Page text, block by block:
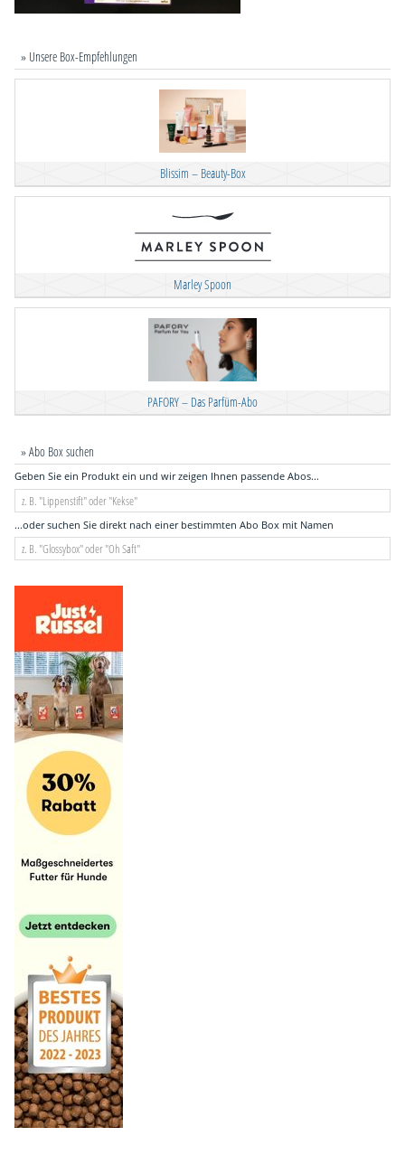
» Unsere Box-Empfehlungen
Blissim – Beauty-Box
Marley Spoon
PAFORY – Das Parfüm-Abo
» Abo Box suchen
Geben Sie ein Produkt ein und wir zeigen Ihnen passende Abos...
...oder suchen Sie direkt nach einer bestimmten Abo Box mit Namen